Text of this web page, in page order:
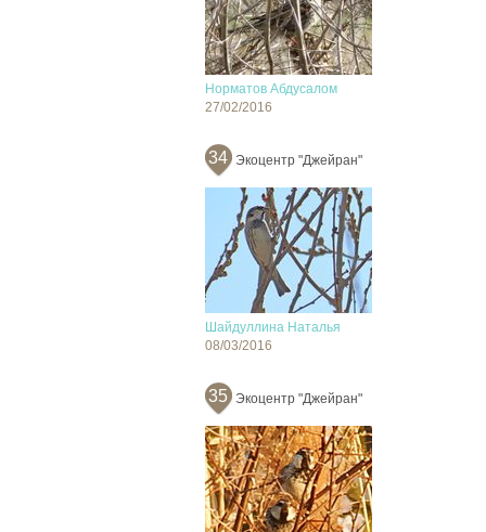
Норматов Абдусалом
27/02/2016
34 Экоцентр "Джейран"
Шайдуллина Наталья
08/03/2016
35 Экоцентр "Джейран"